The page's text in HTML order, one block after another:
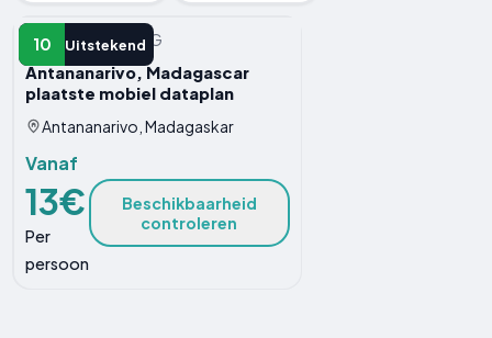
10 Uitstekend
ANDERE ERVARING
Antananarivo, Madagascar
plaatste mobiel dataplan
Antananarivo, Madagaskar
Vanaf
13€
Per
persoon
Beschikbaarheid
controleren